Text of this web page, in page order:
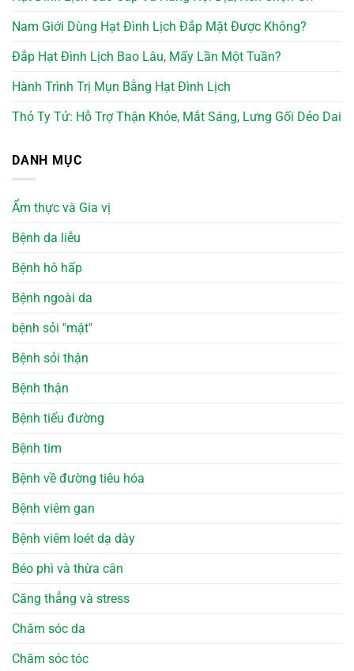
Nam Giới Dùng Hạt Đình Lịch Đắp Mặt Được Không?
Đắp Hạt Đình Lịch Bao Lâu, Mấy Lần Một Tuần?
Hành Trình Trị Mụn Bằng Hạt Đình Lịch
Thỏ Ty Tử: Hỗ Trợ Thận Khỏe, Mắt Sáng, Lưng Gối Dẻo Dai
DANH MỤC
Ẩm thực và Gia vị
Bệnh da liễu
Bệnh hô hấp
Bệnh ngoài da
bệnh sỏi "mật"
Bệnh sỏi thận
Bệnh thận
Bệnh tiểu đường
Bệnh tim
Bệnh về đường tiêu hóa
Bệnh viêm gan
Bệnh viêm loét dạ dày
Béo phì và thừa cân
Căng thẳng và stress
Chăm sóc da
Chăm sóc tóc